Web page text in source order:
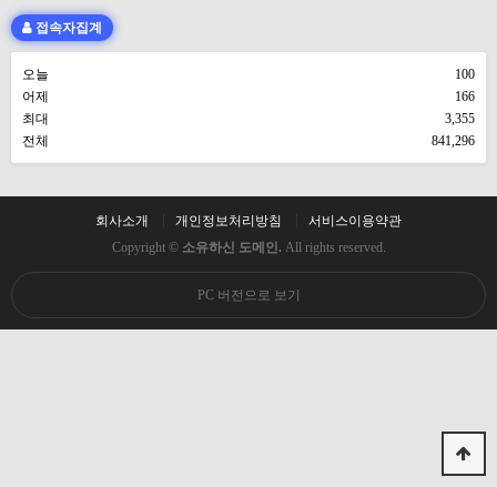
접속자집계
오늘
100
어제
166
최대
3,355
전체
841,296
회사소개 개인정보처리방침
서비스이용약관
Copyright © 소유하신 도메인. All rights reserved.
PC 버전으로 보기